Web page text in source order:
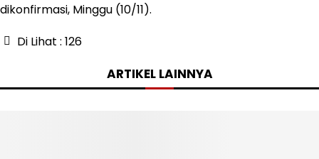
dikonfirmasi, Minggu (10/11).
Di Lihat : 126
ARTIKEL LAINNYA